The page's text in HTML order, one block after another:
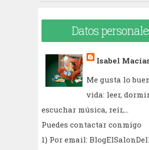
Datos
Isabel
Me gusta lo
vida: leer,
escuchar música, reír,...
Puedes contactar conmigo
1) Por email: